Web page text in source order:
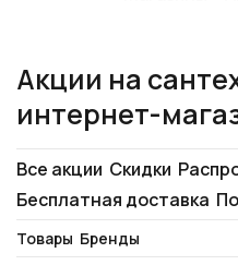
Акции на
интернет-
Все акции Скидки
Бесплатная доставка
Товары Бренды